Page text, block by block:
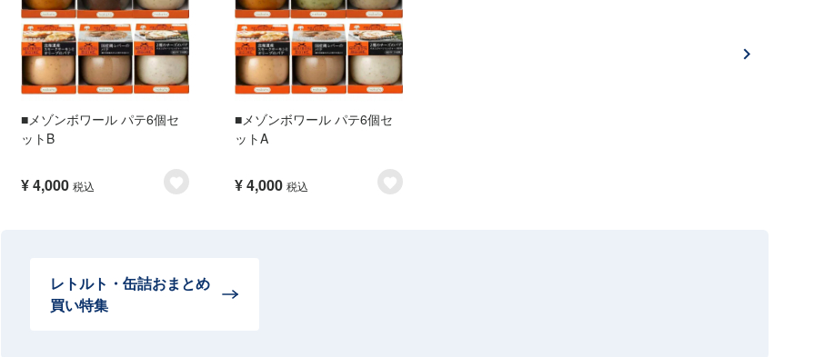
■メゾンボワール パテ6個セ
ットB
¥4,000 税込
■メゾンボワール パテ6個セ
ットA
¥4,000 税込
レトルト・缶詰おまとめ
買い特集